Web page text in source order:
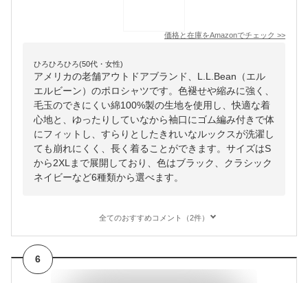
価格と在庫をAmazonでチェック >>
ひろひろひろ(50代・女性)
アメリカの老舗アウトドアブランド、L.L.Bean（エル
エルビーン）のポロシャツです。色褪せや縮みに強く、
毛玉のできにくい綿100%製の生地を使用し、快適な着
心地と、ゆったりしていなから袖口にゴム編み付きで体
にフィットし、すらりとしたきれいなルックスが洗濯し
ても崩れにくく、長く着ることができます。サイズはS
から2XLまで展開しており、色はブラック、クラシック
ネイビーなど6種類から選べます。
全てのおすすめコメント（2件）
6